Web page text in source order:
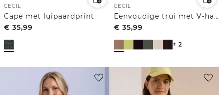
CECIL
Cape met luipaardprint
€ 35,99
CECIL
Eenvoudige trui met V-hals in effen kleur
€ 35,99
+ 2